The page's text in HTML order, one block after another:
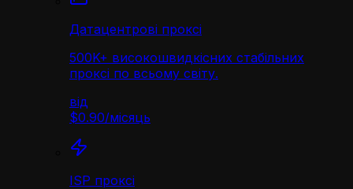
Датацентрові проксі
500K+ високошвидкісних стабільних
проксі по всьому світу.
від
$0.90/місяць
ISP проксі